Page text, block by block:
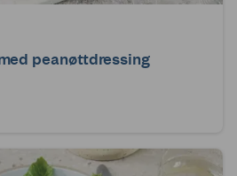
peanøttdressing